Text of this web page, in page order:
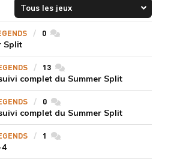
0commentaires
Split
13commentaires
complet du Summer Split
0commentaires
complet du Summer Split
1 commentaires
4